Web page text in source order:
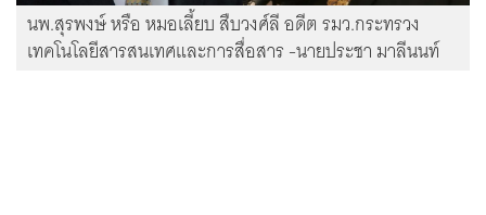
นพ.สุรพงษ์ หรือ หมอเลี้ยบ สืบวงศ์ลี อดีต รมว.กระทรวง
เทคโนโลยีสารสนเทศและการสื่อสาร -นายประชา มาลีนนท์